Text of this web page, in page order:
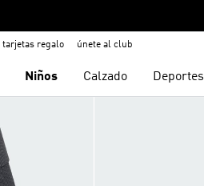
tarjetas regalo únete al club
Niños Calzado Deportes